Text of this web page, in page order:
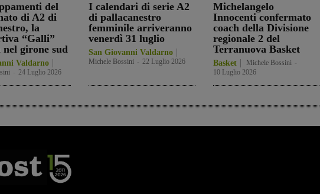
del
di A2 di
la
“Galli”
nel girone sud
Valdarno
24 Luglio 2026
I calendari di serie A2
di pallacanestro
femminile arriveranno
venerdì 31 luglio
San Giovanni Valdarno
Michele Bossini 22 Luglio 2026
Michelangelo
Innocenti confermato
coach della Divisione
regionale 2 del
Terranuova Basket
Basket Michele Bossini
10 Luglio 2026